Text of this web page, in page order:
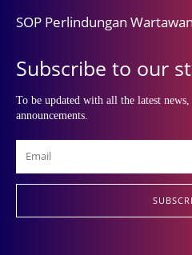
SOP Perlindungan Wartawan
Subscribe to our
To be updated with all the latest news,
announcements.